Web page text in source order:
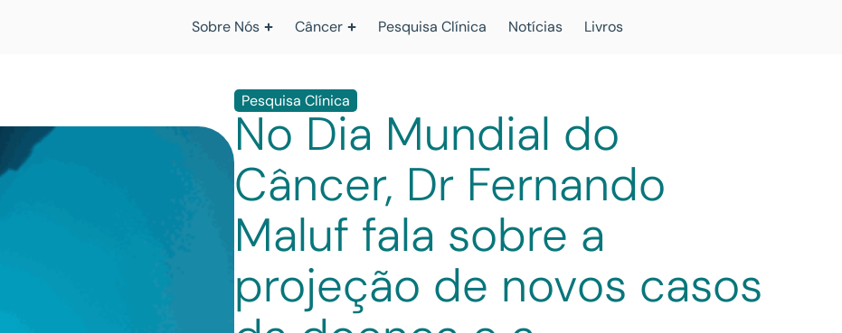
Sobre Nós Câncer Pesquisa Clínica Notícias Livros
Pesquisa Clínica
No Dia Mundial do
Câncer, Dr Fernando
Maluf fala sobre a
projeção de novos casos